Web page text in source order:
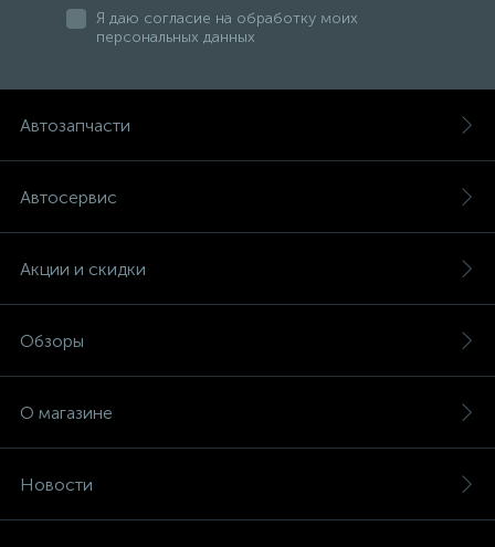
Я даю согласие на обработку моих
персональных данных
Автозапчасти
Автосервис
Акции и скидки
Обзоры
О магазине
Новости